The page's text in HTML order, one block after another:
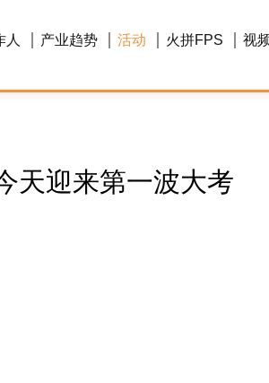
人 产业趋势 活动 火拼FPS 视
天迎来第一波大考